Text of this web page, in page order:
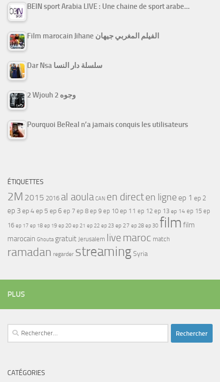
BEIN sport Arabia LIVE : Une chaine de sport arabe…
Film marocain Jihane الفيلم المغربي جيهان
Dar Nsa سلسلة دار النسا
2 Wjouh 2 وجوه
Pourquoi BeReal n’a jamais conquis les utilisateurs
ÉTIQUETTES
2M 2015 2016 al aoula CAN en directen ligne ep 1 ep 2
ep 3ep 4ep 5 ep 6 ep 7 ep 8 ep 9 ep 10 ep 11 ep 12 ep 13 ep 14 ep 15 ep
16 ep 17 ep 18 ep 19 ep 20 ep 21 ep 22 ep 23 ep 27 ep 28 ep 30 film film
marocain Ghouta gratuit Jerusalem live maroc match
ramadan regarder streamingSyria
PLUS
Rechercher :
CATÉGORIES